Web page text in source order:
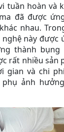
tuần hoàn và
đã được
nhau.
nghệ này
thành bụng
rất nhiều sản
gian và chi
ảnh